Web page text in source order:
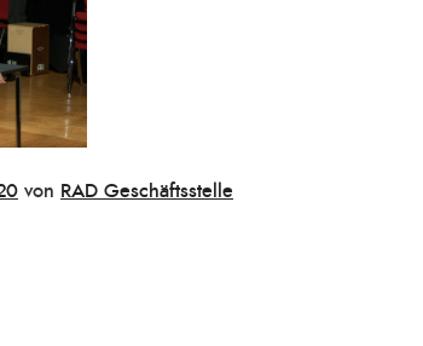
von RAD Geschäftsstelle